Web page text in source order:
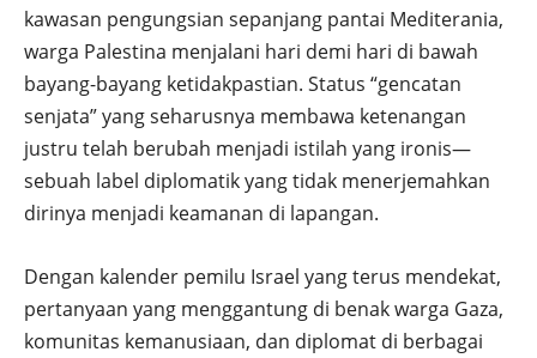
kawasan pengungsian sepanjang pantai Mediterania,
warga Palestina menjalani hari demi hari di bawah
bayang-bayang ketidakpastian. Status “gencatan
senjata” yang seharusnya membawa ketenangan
justru telah berubah menjadi istilah yang ironis—
sebuah label diplomatik yang tidak menerjemahkan
dirinya menjadi keamanan di lapangan.
Dengan kalender pemilu Israel yang terus mendekat,
pertanyaan yang menggantung di benak warga Gaza,
komunitas kemanusiaan, dan diplomat di berbagai